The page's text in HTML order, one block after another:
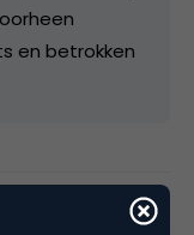
en betrokken